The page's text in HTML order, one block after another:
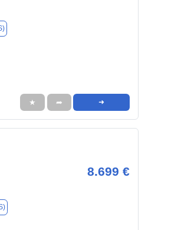
★ ➦ ➜
8.699 €